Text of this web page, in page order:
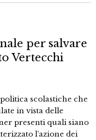
per salvare
Vertecchi
scolastiche che
in vista delle
presenti quali siano
l’azione dei